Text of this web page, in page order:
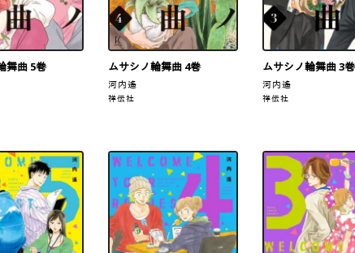
舞曲 5巻 ムサシノ輪舞曲 4巻
河内遙
祥伝社
ムサシノ輪舞曲 3巻
河内遙
祥伝社